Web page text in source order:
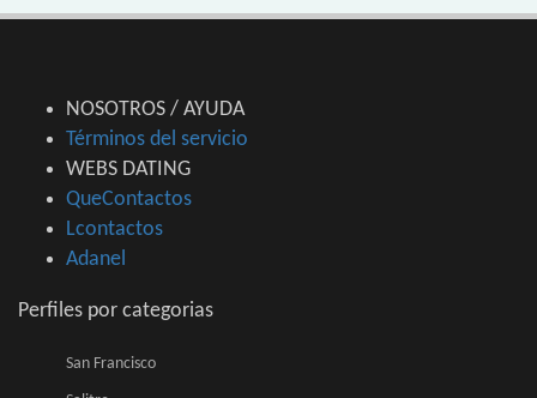
NOSOTROS / AYUDA
Términos del servicio
WEBS DATING
QueContactos
Lcontactos
Adanel
Perfiles por categorias
San Francisco